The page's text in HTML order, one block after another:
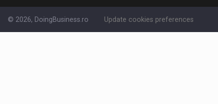
© 2026, DoingBusiness.ro Update cookies preferences